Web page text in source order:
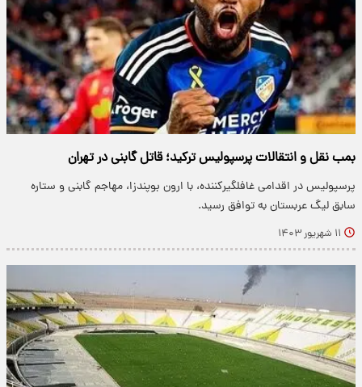
بمب نقل و انتقالات پرسپولیس ترکید؛ قاتل گابنی در تهران
پرسپولیس در اقدامی غافلگیرکننده، با ارون بوپندزا، مهاجم گابنی و ستاره
سابق لیگ عربستان به توافق رسید.
۱۱ شهریور ۱۴۰۳